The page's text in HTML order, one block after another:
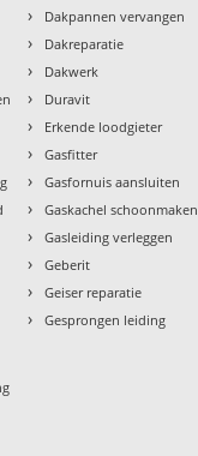
› Dakpannen vervangen
› Dakreparatie
› Dakwerk
› Duravit
› Erkende loodgieter
› Gasfitter
› Gasfornuis aansluiten
› Gaskachel schoonmaken
› Gasleiding verleggen
› Geberit
› Geiser reparatie
› Gesprongen leiding